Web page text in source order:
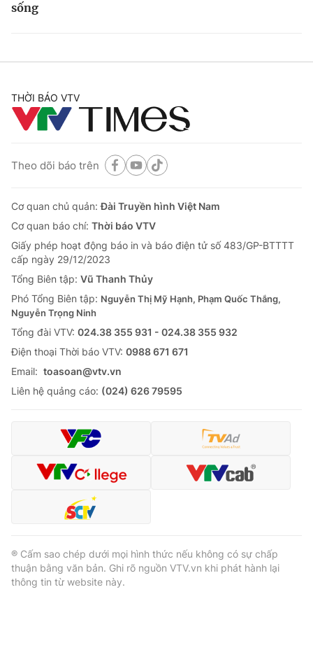
sống
THỜI BÁO VTV
Theo dõi báo trên
Cơ quan chủ quản:Đài Truyền hình Việt Nam
Cơ quan báo chí: Thời báo VTV
Giấy phép hoạt động báo in và báo điện tử số 483/GP-BTTTT
cấp ngày 29/12/2023
Tổng Biên tập: Vũ Thanh Thủy
Phó Tổng Biên tập: Nguyễn Thị Mỹ Hạnh, Phạm Quốc Thắng,
Nguyễn Trọng Ninh
Tổng đài VTV: 024.38 355 931 - 024.38 355 932
Ðiện thoại Thời báo VTV: 0988 671 671
Email: toasoan@vtv.vn
Liên hệ quảng cáo: (024) 626 79595
® Cấm sao chép dưới mọi hình thức nếu không có sự chấp
thuận bằng văn bản. Ghi rõ nguồn VTV.vn khi phát hành lại
thông tin từ website này.